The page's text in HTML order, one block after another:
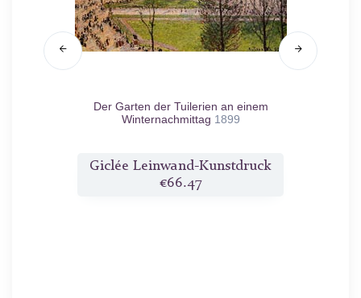
Der Garten der Tuilerien an einem
Winternachmittag 1899
Giclée Leinwand-Kunstdruck
€66.47